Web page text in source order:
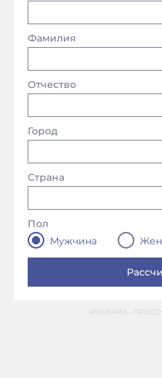
Фамилия
Отчество
Страна
Город
Пол
Мужчина
РЕКЛАМА -